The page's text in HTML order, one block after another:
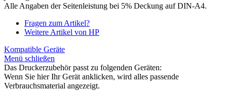
Alle Angaben der Seitenleistung bei 5% Deckung auf DIN-A4.
Fragen zum Artikel?
Weitere Artikel von HP
Kompatible Geräte
Menü schließen
Das Druckerzubehör passt zu folgenden Geräten:
Wenn Sie hier Ihr Gerät anklicken, wird alles passende
Verbrauchsmaterial angezeigt.